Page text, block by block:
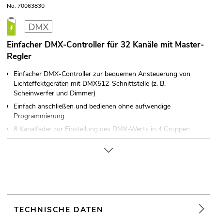
No. 70063830
Einfacher DMX-Controller für 32 Kanäle mit Master-
Regler
Einfacher DMX-Controller zur bequemen Ansteuerung von
Lichteffektgeräten mit DMX512-Schnittstelle (z. B.
Scheinwerfer und Dimmer)
Einfach anschließen und bedienen ohne aufwendige
Programmierung
8 Kanalfader zur Einstellung des DMX-Werts in 4 Gruppen
Tischpultgehäuse
Für Anwendungsgebiete wie zum Beispiel: Messe- und
TECHNISCHE DATEN